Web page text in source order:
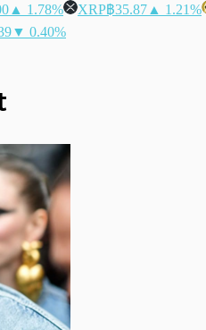
▲ 1.78% XRP฿35.87 ▲ 1.21%
▼ 0.40%